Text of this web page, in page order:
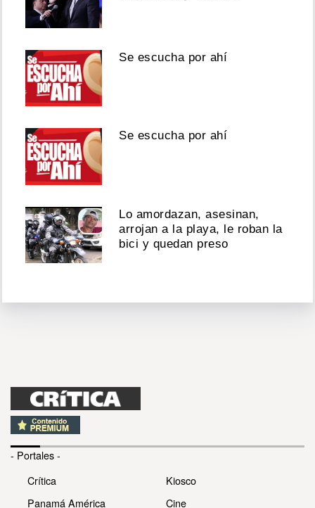
Se escucha por ahí
Se escucha por ahí
Lo amordazan, asesinan,
arrojan a la playa, le roban la
bici y quedan preso
- Portales -
Crítica
Panamá América
Kiosco
Cine